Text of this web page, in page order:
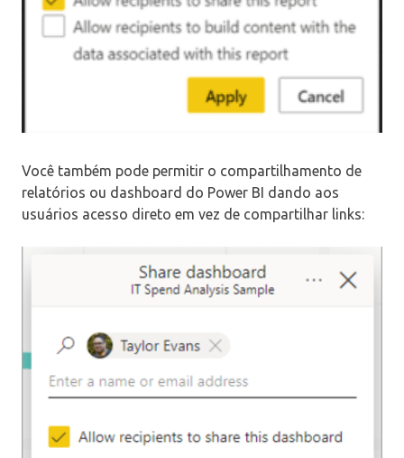
Você também pode permitir o compartilhamento de
relatórios ou dashboard do Power BI dando aos
usuários acesso direto em vez de compartilhar links: